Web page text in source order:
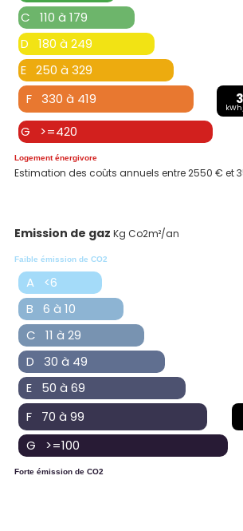
C 110 à 179
D 180 à 249
E 250 à 329
F 330 à 419
G >=420
Logement énergivore
Estimation des coûts annuels entre 2550 € et
Emission de gaz Kg Co2m²/an
Faible émission de CO2
A <6
B 6 à 10
C 11 à 29
D 30 à 49
E 50 à 69
F 70 à 99
G >=100
Forte émission de CO2